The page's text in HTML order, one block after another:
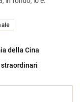
della Cina
straordinari